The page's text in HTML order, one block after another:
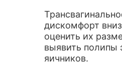
дискомфорт
оценить их
выявить полипы
яичников.